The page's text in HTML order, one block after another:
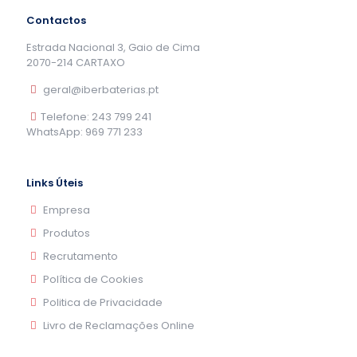
Contactos
Estrada Nacional 3, Gaio de Cima
2070-214 CARTAXO
geral@iberbaterias.pt
Telefone: 243 799 241
WhatsApp: 969 771 233
Links Úteis
Empresa
Produtos
Recrutamento
Política de Cookies
Politica de Privacidade
Livro de Reclamações Online